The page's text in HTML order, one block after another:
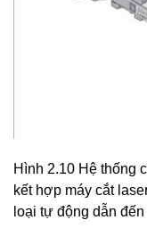
Hình 2.10 Hệ thống
kết hợp máy cắt
loại tự động dẫn